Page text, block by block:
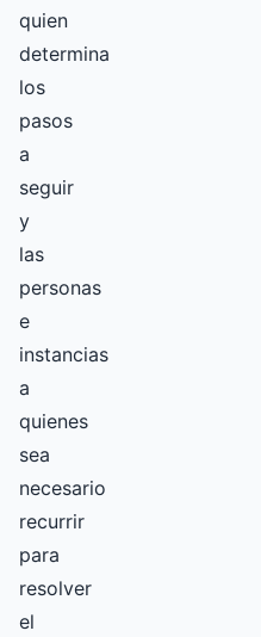
quien
determina
los
pasos
a
seguir
y
las
personas
e
instancias
a
quienes
sea
necesario
recurrir
para
resolver
el